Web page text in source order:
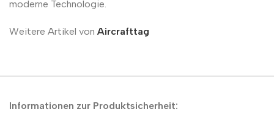
moderne Technologie.
Weitere Artikel von Aircrafttag
Informationen zur Produktsicherheit: